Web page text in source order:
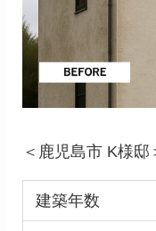
＜鹿児島市 K様邸
建築年数